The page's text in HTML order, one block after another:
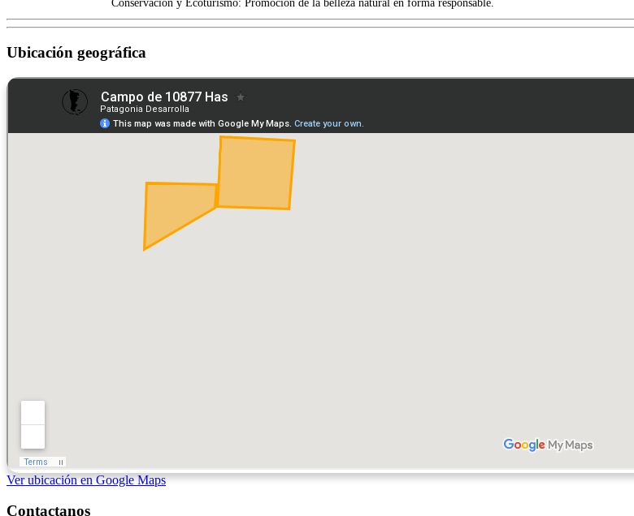
Conservación y Ecoturismo: Promoción de la belleza natural en forma responsable.
Ubicación geográfica
Ver ubicación en Google Maps
Contactanos